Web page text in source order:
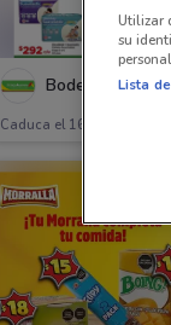
Bodega Aurrera
Caduca el 16/08
Utilizar
su
Lista